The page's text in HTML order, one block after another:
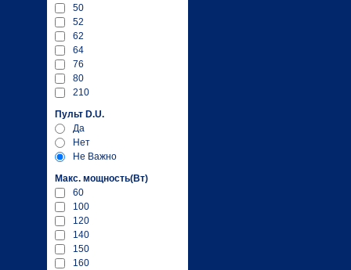
50
52
62
64
76
80
210
Пульт D.U.
Да
Нет
Не Важно
Макc. мощность(Вт)
60
100
120
140
150
160